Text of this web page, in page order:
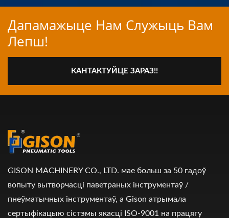
Дапамажыце Нам Служыць Вам
Лепш!
КАНТАКТУЙЦЕ ЗАРАЗ!!
GISON MACHINERY CO., LTD. мае больш за 50 гадоў
вопыту вытворчасці паветраных інструментаў /
пнеўматычных інструментаў, а Gison атрымала
сертыфікацыю сістэмы якасці ISO-9001 на працягу